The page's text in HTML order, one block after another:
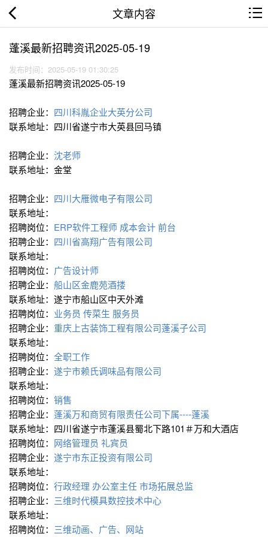
文章内容
蓬溪最新招聘资讯2025-05-19
发布时间：2025-05-19 01:30:25
蓬溪最新招聘资讯2025-05-19
招聘企业： 四川科胤企业大英分公司
联系地址：四川省遂宁市大英县回马镇
招聘企业： 沈老师
联系地址：金堂
招聘企业： 四川大雁微电子有限公司
联系地址：
招聘岗位： ERP软件工程师 成本会计前台
招聘企业： 四川省高翔广告有限公司
联系地址：
招聘岗位： 广告设计师
招聘企业： 船山区金鹿苑酒搂
联系地址：遂宁市船山区中天外滩
招聘岗位： 业务员 传菜生 服务员
招聘企业： 重庆上古装饰工程有限公司蓬溪子公司
联系地址：
招聘岗位： 全职工作
招聘企业： 遂宁市赖氏调味品有限公司
联系地址：
招聘岗位： 销售
招聘企业： 蓬溪万和商贸有限责任公司下属----蓬溪
联系地址：四川省遂宁市蓬溪县蜀北下路101＃万和大酒店
招聘岗位： 网络管理员 礼宾员
招聘企业： 遂宁市东正投资有限公司
联系地址：
招聘岗位： 行政经理 办公室主任市场拓展总监
招聘企业： 三维时代模具数控技术中心
联系地址：
招聘岗位： 三维动画、广告、网站